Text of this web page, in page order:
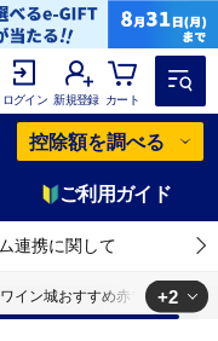
ログイン 新規登録 カート
控除額を調べる
ご利用ガイド
連携に関して
イン城おすすめ赤ワインセット
+2